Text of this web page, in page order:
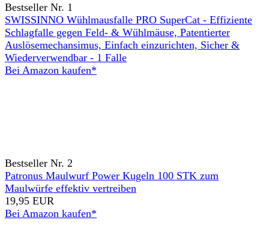
Bestseller Nr. 1
SWISSINNO Wühlmausfalle PRO SuperCat - Effiziente
Schlagfalle gegen Feld- & Wühlmäuse, Patentierter
Auslösemechansimus, Einfach einzurichten, Sicher &
Wiederverwendbar - 1 Falle
Bei Amazon kaufen*
Bestseller Nr. 2
Patronus Maulwurf Power Kugeln 100 STK zum
Maulwürfe effektiv vertreiben
19,95 EUR
Bei Amazon kaufen*